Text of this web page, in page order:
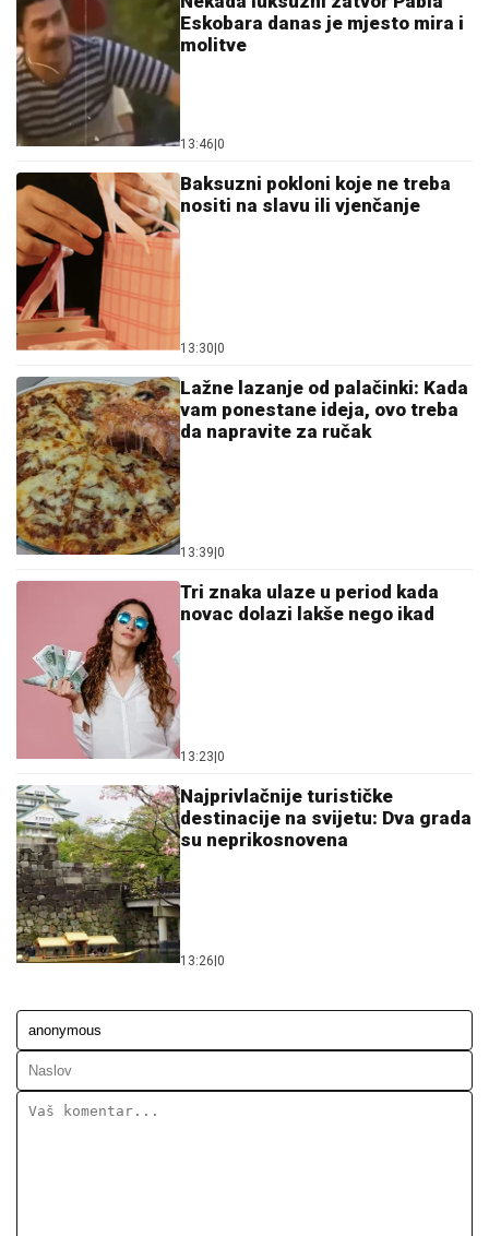
Eskobara danas je mjesto mira i
molitve
13:46 0
Baksuzni pokloni koje ne treba
nositi na slavu ili vjenčanje
13:30 0
Lažne lazanje od palačinki: Kada
vam ponestane ideja, ovo treba
da napravite za ručak
13:39 0
Tri znaka ulaze u period kada
novac dolazi lakše nego ikad
13:23 0
Najprivlačnije turističke
destinacije na svijetu: Dva grada
su neprikosnovena
13:26 0